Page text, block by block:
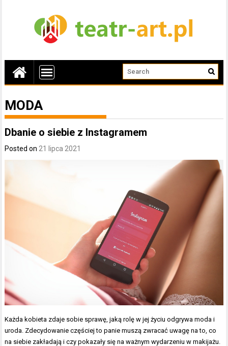
MODA
Dbanie o siebie z Instagramem
Posted on 21 lipca 2021
Każda kobieta zdaje sobie sprawę, jaką rolę w jej życiu odgrywa moda i
uroda. Zdecydowanie częściej to panie muszą zwracać uwagę na to, co
na siebie zakładają i czy pokazały się na ważnym wydarzeniu w makijażu.